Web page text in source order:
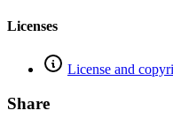
Licenses
License and
Share